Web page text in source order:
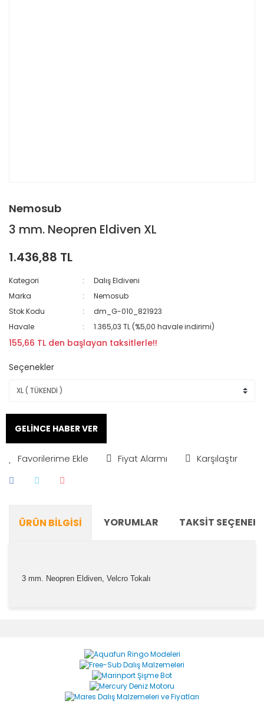
Nemosub
3 mm. Neopren Eldiven XL
1.436,88 TL
Kategori
Dalış Eldiveni
Marka
Nemosub
Stok Kodu
dm_G-010_821923
Havale
1.365,03 TL (%5,00 havale indirimi)
155,66 TL den başlayan taksitlerle!!
Seçenekler
GELİNCE HABER VER
Fiyat Alarmı Karşılaştır
ÜRÜN BILGISI YORUMLAR TAKSIT
3 mm. Neopren Eldiven, Velcro Tokalı
Yorum Yaz
Ürün resmi kalitesiz, bozuk veya görüntülenemiyor.
Ürün açıklamasında eksik bilgiler bulunuyor.
Ürün bilgilerinde hatalar bulunuyor.